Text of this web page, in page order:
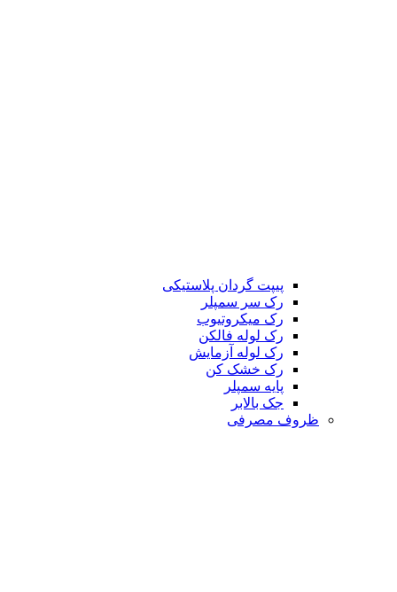
پیپت گردان پلاستیکی
رک سر سمپلر
رک میکروتیوب
رک لوله فالکن
رک لوله آزمایش
رک خشک کن
پایه سمپلر
جک بالابر
ظروف مصرفی